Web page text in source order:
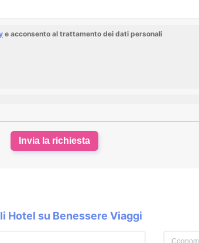
e acconsento al trattamento dei dati personali
Invia la richiesta
Hotel su Benessere Viaggi